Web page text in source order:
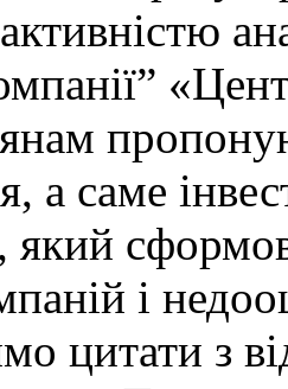
а саме
який
і
цитати з